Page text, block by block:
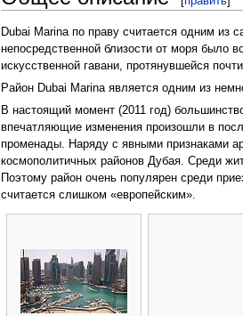
Dubai Marina по праву считается одним из
непосредственной близости от моря было
искусственной гавани, протянувшейся
Район Dubai Marina является одним из
В настоящий момент (2011 год)
впечатляющие изменения произошли в
променады. Наряду с явными признаками
космополитичных районов Дубая. Среди
Поэтому район очень популярен среди
считается слишком «европейским».